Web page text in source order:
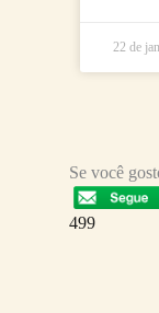
22 de
Se você
499